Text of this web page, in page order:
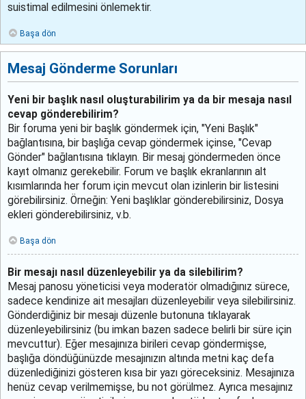
suistimal edilmesini önlemektir.
Başa dön
Mesaj Gönderme Sorunları
Yeni bir başlık nasıl oluşturabilirim ya da bir mesaja nasıl
cevap gönderebilirim?
Bir foruma yeni bir başlık göndermek için, "Yeni Başlık"
bağlantısına, bir başlığa cevap göndermek içinse, "Cevap
Gönder" bağlantısına tıklayın. Bir mesaj göndermeden önce
kayıt olmanız gerekebilir. Forum ve başlık ekranlarının alt
kısımlarında her forum için mevcut olan izinlerin bir listesini
görebilirsiniz. Örneğin: Yeni başlıklar gönderebilirsiniz, Dosya
ekleri gönderebilirsiniz, v.b.
Başa dön
Bir mesajı nasıl düzenleyebilir ya da silebilirim?
Mesaj panosu yöneticisi veya moderatör olmadığınız sürece,
sadece kendinize ait mesajları düzenleyebilir veya silebilirsiniz.
Gönderdiğiniz bir mesajı düzenle butonuna tıklayarak
düzenleyebilirsiniz (bu imkan bazen sadece belirli bir süre için
mevcuttur). Eğer mesajınıza birileri cevap göndermişse,
başlığa döndüğünüzde mesajınızın altında metni kaç defa
düzenlediğinizi gösteren kısa bir yazı göreceksiniz. Mesajınıza
henüz cevap verilmemişse, bu not görülmez. Ayrıca mesajınız